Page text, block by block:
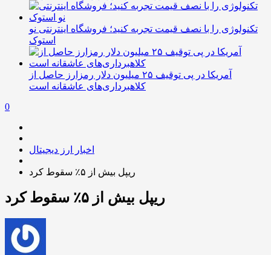
تکنولوژی را با نصف قیمت تجربه کنید؛ فروشگاه اینترنتی نو
استوک
آمریکا در پی توقیف ۲۵ میلیون دلار رمزارز حاصل از
کلاهبرداری‌های عاشقانه است
0
اخبار ارز دیجیتال
ریپل بیش از ۵٪ سقوط کرد
ریپل بیش از ۵٪ سقوط کرد